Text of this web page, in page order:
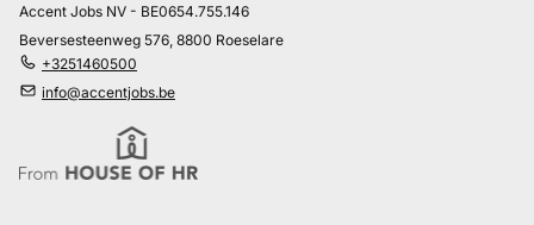
Accent Jobs NV - BE0654.755.146
Beversesteenweg 576, 8800 Roeselare
+3251460500
info@accentjobs.be